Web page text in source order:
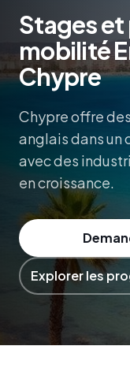
Stages
mobilité
Chypre
Chypre offre
anglais dans un
avec des
en croissance.
Explorer les